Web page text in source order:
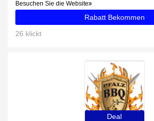
Besuchen Sie die Website
Rabatt Bekommen
26 klickt
Deal